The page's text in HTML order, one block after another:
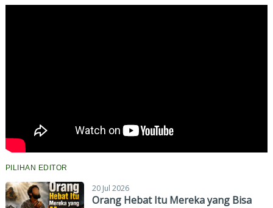
PILIHAN EDITOR
20 Jul 2026
Orang Hebat Itu Mereka yang Bisa